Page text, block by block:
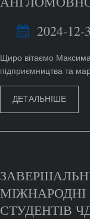
2024-
Щиро вітаємо Максима
підприємництва та
ДЕТАЛЬНІШЕ
МІЖНАРОДНІ
СТУДЕНТІВ